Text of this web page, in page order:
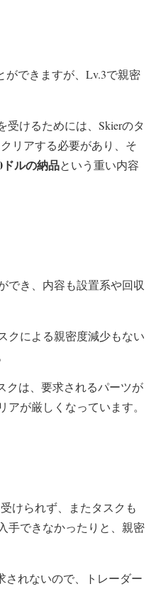
ができますが、Lv.3で親密
受けるためには、Skierのタ
クリアする必要があり、そ
ドルの納品という重い内容
でき、内容も設置系や回収
クによる親密度減少もない
クは、要求されるパーツが
が厳しくなっています。
けられず、またタスクも
手できなかったりと、親密
されないので、トレーダー